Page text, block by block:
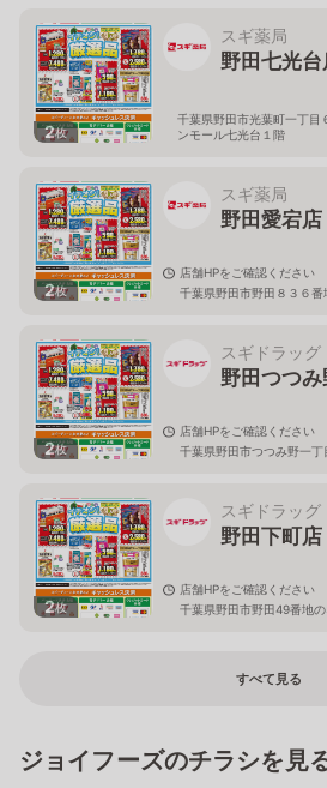
2枚
スギ薬局
野田七光台
千葉県野田市光葉町一丁
ンモール七光台１階
2枚
スギ薬局
野田愛宕店
店舗HPをご確認ください
千葉県野田市野田８３６番
2枚
スギドラッグ
野田つつみ
店舗HPをご確認ください
千葉県野田市つつみ野一
2枚
スギドラッグ
野田下町店
店舗HPをご確認ください
千葉県野田市野田49番地
すべて見る
ジョイフーズのチラシを見